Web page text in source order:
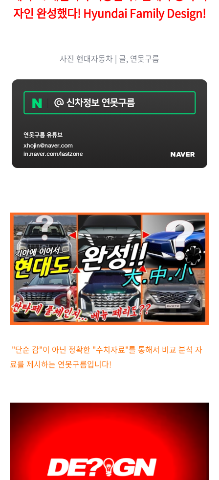
자인 완성했다! Hyundai Family Design!
사진 현대자동차 | 글, 연못구름
"단순 감"이 아닌 정확한 "수치자료"를 통해서 비교 분석 자
료를 제시하는 연못구름입니다!